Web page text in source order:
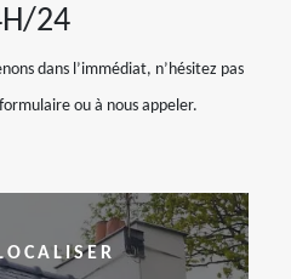
24
dans l’immédiat, n’hésitez pas
ou à nous appeler.